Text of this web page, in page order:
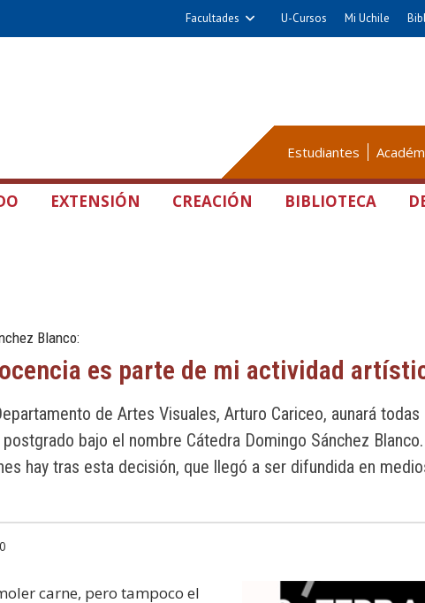
Facultades U-Cursos Mi Uchile
Estudiantes
EXTENSIÓN CREACIÓN BIBLIOTECA
Blanco:
es parte de mi actividad
de Artes Visuales, Arturo Cariceo, aunará todas
bajo el nombre Cátedra Domingo Sánchez Blanco.
hay tras esta decisión, que llegó a ser difundida en
carne, pero tampoco el